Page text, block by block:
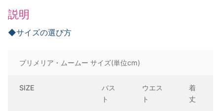
ン
ク）
説明
◆サイズの選び方
プリメリア・ムームー サイズ(単位cm)
SIZE
バス
ト
ウエス
ト
着
丈